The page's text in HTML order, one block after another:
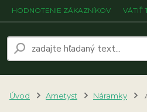
HODNOTENIE ZÁKAZNÍKOV VÁTIŤ
Úvod Ametyst Náramky